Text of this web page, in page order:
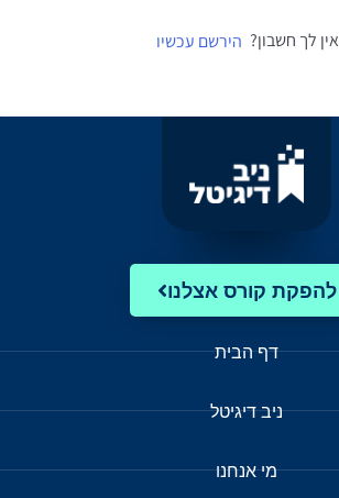
אין לך חשבון? הירשם עכשיו
להפקת קורס אצלנו
דף הבית
ניב דיגיטל
מי אנחנו